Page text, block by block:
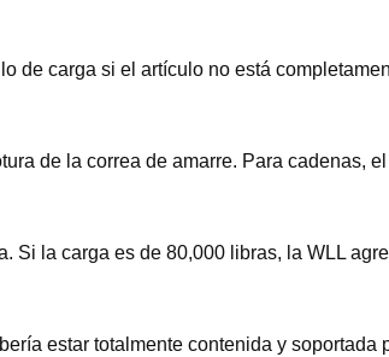
de carga si el artículo no está
de la correa de amarre. Para cadenas,
Si la carga es de 80,000 libras, la WLL
estar totalmente contenida y soportada